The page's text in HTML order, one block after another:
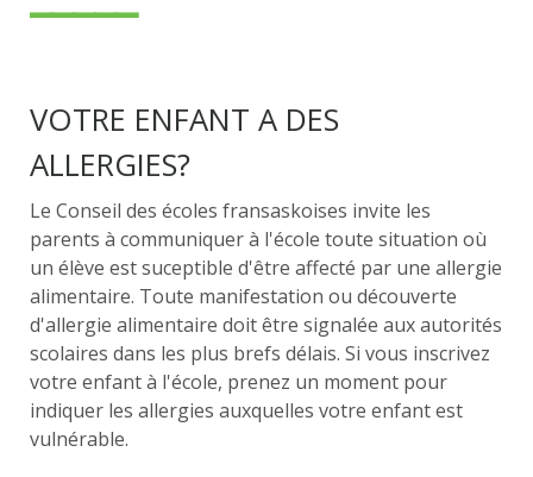
VOTRE ENFANT A DES
ALLERGIES?
Le Conseil des écoles fransaskoises invite les
parents à communiquer à l'école toute situation où
un élève est suceptible d'être affecté par une allergie
alimentaire. Toute manifestation ou découverte
d'allergie alimentaire doit être signalée aux autorités
scolaires dans les plus brefs délais. Si vous inscrivez
votre enfant à l'école, prenez un moment pour
indiquer les allergies auxquelles votre enfant est
vulnérable.